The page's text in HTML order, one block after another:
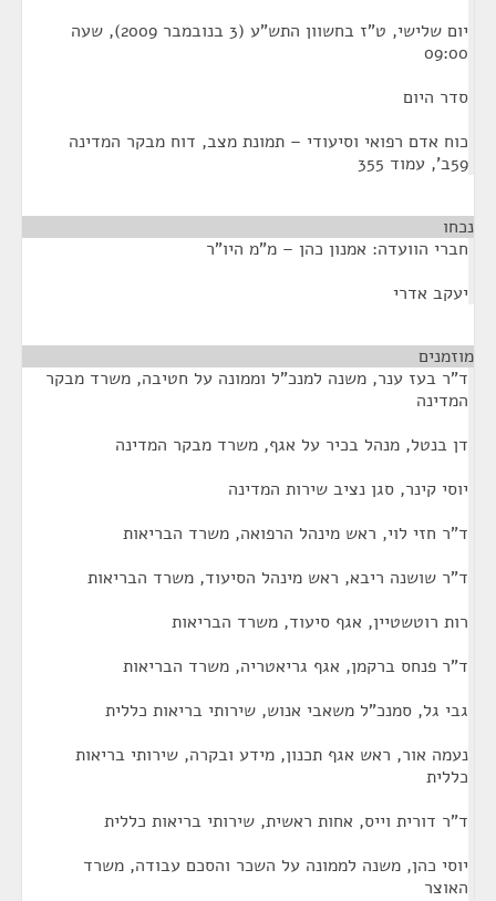
יום שלישי, ט"ז בחשוון התש"ע (3 בנובמבר 2009), שעה
09:00
סדר היום
כוח אדם רפואי וסיעודי – תמונת מצב, דוח מבקר המדינה
59ב', עמוד 355
נכחו
חברי הוועדה: אמנון כהן – מ"מ היו"ר
יעקב אדרי
מוזמנים
ד"ר בעז ענר, משנה למנכ"ל וממונה על חטיבה, משרד מבקר
המדינה
דן בנטל, מנהל בכיר על אגף, משרד מבקר המדינה
יוסי קינר, סגן נציב שירות המדינה
ד"ר חזי לוי, ראש מינהל הרפואה, משרד הבריאות
ד"ר שושנה ריבא, ראש מינהל הסיעוד, משרד הבריאות
רות רוטשטיין, אגף סיעוד, משרד הבריאות
ד"ר פנחס ברקמן, אגף גריאטריה, משרד הבריאות
גבי גל, סמנכ"ל משאבי אנוש, שירותי בריאות כללית
נעמה אור, ראש אגף תכנון, מידע ובקרה, שירותי בריאות
כללית
ד"ר דורית וייס, אחות ראשית, שירותי בריאות כללית
יוסי כהן, משנה לממונה על השכר והסכם עבודה, משרד
האוצר